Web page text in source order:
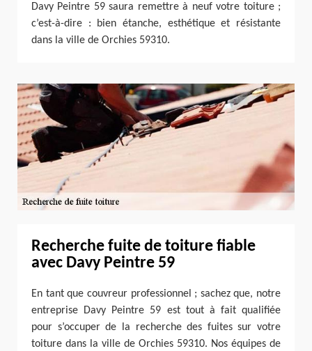
Davy Peintre 59 saura remettre à neuf votre toiture ;
c’est-à-dire : bien étanche, esthétique et résistante
dans la ville de Orchies 59310.
Recherche fuite de toiture fiable
avec Davy Peintre 59
En tant que couvreur professionnel ; sachez que, notre
entreprise Davy Peintre 59 est tout à fait qualifiée
pour s’occuper de la recherche des fuites sur votre
toiture dans la ville de Orchies 59310. Nos équipes de